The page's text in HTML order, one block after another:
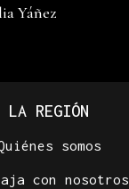
Yáñez
LA REGIÓN
somos
con nosotros